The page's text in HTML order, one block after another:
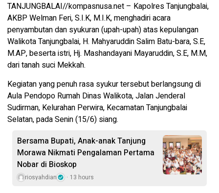
TANJUNGBALAI//kompasnusa.net – Kapolres Tanjungbalai,
AKBP Welman Feri, S.I.K, M.I.K, menghadiri acara
penyambutan dan syukuran (upah-upah) atas kepulangan
Walikota Tanjungbalai, H. Mahyaruddin Salim Batu-bara, S.E,
M.AP, beserta istri, Hj. Mashandayani Mayaruddin, S.E, M.M,
dari tanah suci Mekkah.
Kegiatan yang penuh rasa syukur tersebut berlangsung di
Aula Pendopo Rumah Dinas Walikota, Jalan Jenderal
Sudirman, Kelurahan Perwira, Kecamatan Tanjungbalai
Selatan, pada Senin (15/6) siang.
Bersama Bupati, Anak-anak Tanjung
Morawa Nikmati Pengalaman Pertama
Nobar di Bioskop
riosyahdian 13 hours